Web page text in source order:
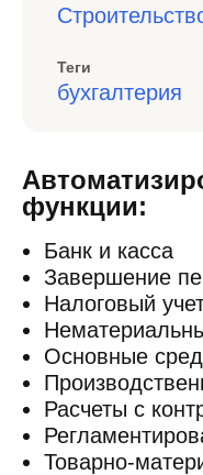
Теги
бухгалтерия
функции:
Банк и касса
Завершение
Налоговый
Основные
Расчеты с
Товарно-